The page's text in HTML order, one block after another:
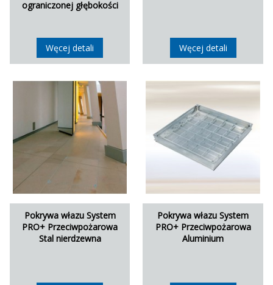
ograniczonej głębokości
Węcej detali Węcej detali
Pokrywa włazu System
PRO+ Przeciwpożarowa
Stal nierdzewna
Pokrywa włazu System
PRO+ Przeciwpożarowa
Aluminium